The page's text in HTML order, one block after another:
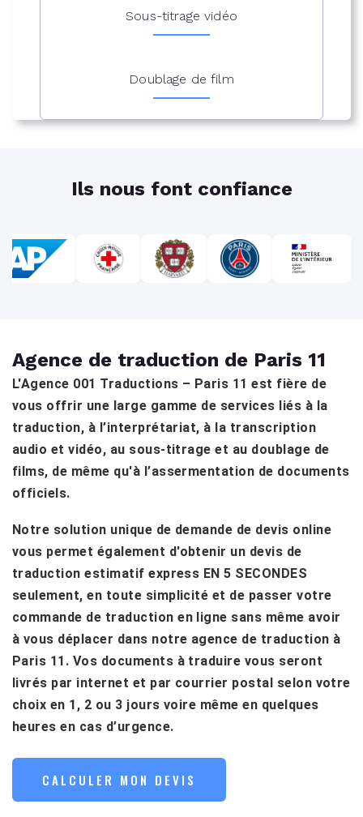
Sous-titrage vidéo
Doublage de film
Ils nous font confiance
Agence de traduction de Paris 11
L'Agence 001 Traductions – Paris 11 est fière de
vous offrir une large gamme de services liés à la
traduction, à l’interprétariat, à la transcription
audio et vidéo, au sous-titrage et au doublage de
films, de même qu'à l’assermentation de documents
officiels.
Notre solution unique de demande de devis online
vous permet également d'obtenir un devis de
traduction estimatif express EN 5 SECONDES
seulement, en toute simplicité et de passer votre
commande de traduction en ligne sans même avoir
à vous déplacer dans notre agence de traduction à
Paris 11. Vos documents à traduire vous seront
livrés par internet et par courrier postal selon votre
choix en 1, 2 ou 3 jours voire même en quelques
heures en cas d’urgence.
CALCULER MON DEVIS